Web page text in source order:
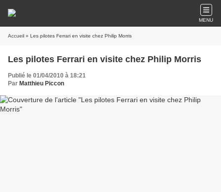
MENU
Accueil » Les pilotes Ferrari en visite chez Philip Morris
Les pilotes Ferrari en visite chez Philip Morris
Publié le 01/04/2010 à 18:21
Par Matthieu Piccon